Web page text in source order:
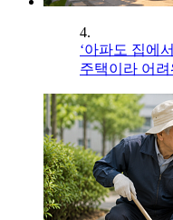
4.
‘아파도 집에
주택이라 어려